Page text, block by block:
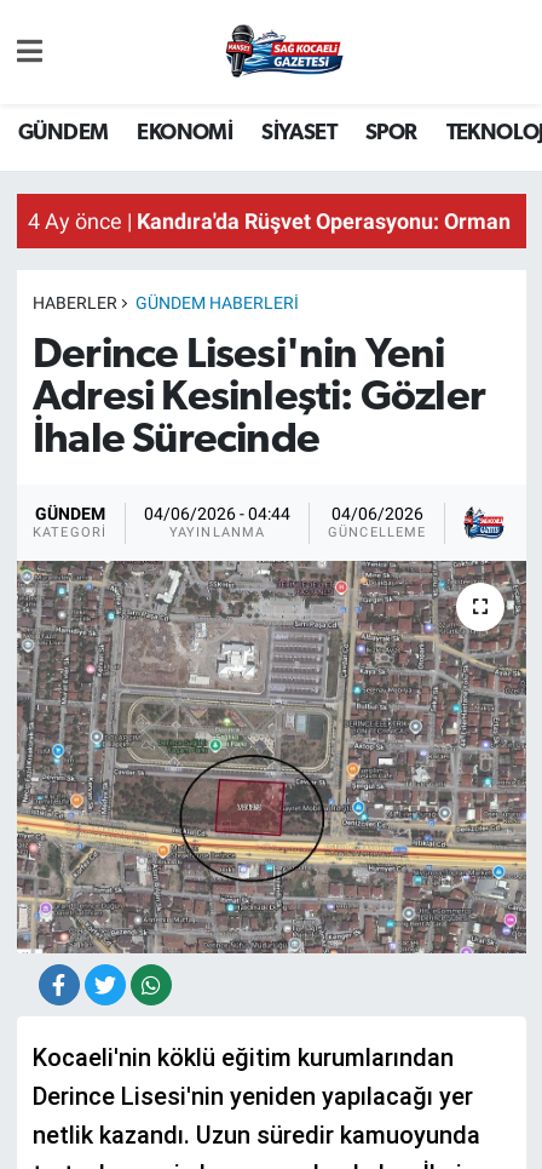
GÜNDEM EKONOMİ SİYASET SPOR
4 Ay önce |Kandıra'da Rüşvet Operasyonu: Orman
4 Ay önce | Kandıra'da Rüşvet Operasyonu: Orman
HABERLER GÜNDEM HABERLERI
Derince Lisesi'nin Yeni
Adresi Kesinleşti: Gözler
İhale Sürecinde
GÜNDEM
KATEGORI
04/06/2026 - 04:44
YAYINLANMA
04/06/2026
GÜNCELLEME
Kocaeli'nin köklü eğitim kurumlarından
Derince Lisesi'nin yeniden yapılacağı yer
netlik kazandı. Uzun süredir kamuoyunda
SİYASET
TEKNOLOJİ
SAĞLIK
İSLAM